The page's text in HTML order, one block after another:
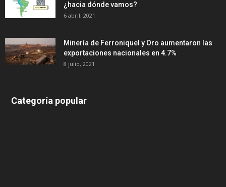
¿hacia dónde vamos?
6 abril, 2021
Minería de Ferroniquel y Oro aumentaron las
exportaciones nacionales en 4.7%
8 julio, 2021
Categoría popular